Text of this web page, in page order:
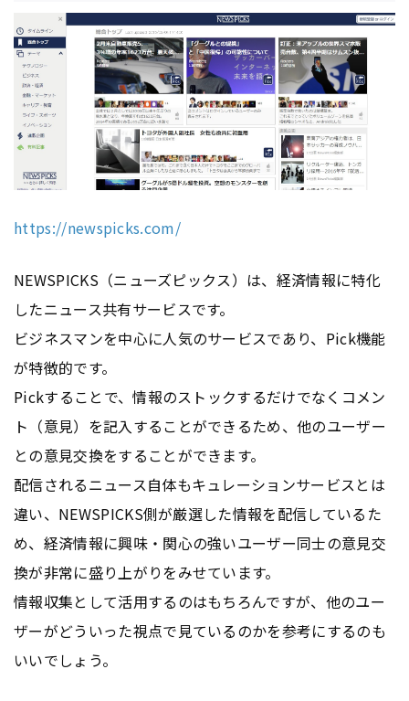
https://newspicks.com/
NEWSPICKS（ニューズピックス）は、経済情報に特化
したニュース共有サービスです。
ビジネスマンを中心に人気のサービスであり、Pick機能
が特徴的です。
Pickすることで、情報のストックするだけでなくコメン
ト（意見）を記入することができるため、他のユーザー
との意見交換をすることができます。
配信されるニュース自体もキュレーションサービスとは
違い、NEWSPICKS側が厳選した情報を配信しているた
め、経済情報に興味・関心の強いユーザー同士の意見交
換が非常に盛り上がりをみせています。
情報収集として活用するのはもちろんですが、他のユー
ザーがどういった視点で見ているのかを参考にするのも
いいでしょう。